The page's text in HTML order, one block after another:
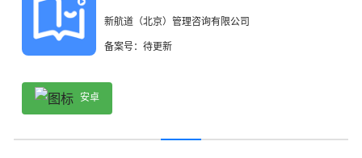
新航道（北京）管理咨询有限公司
备案号：待更新
安卓